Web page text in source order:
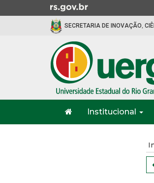
para
Ir
a
SECRETARIA DE INOVAÇÃO,
do
Institucional